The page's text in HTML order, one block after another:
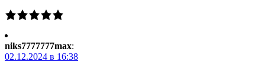
niks7777777max:
02.12.2024 в 16:38